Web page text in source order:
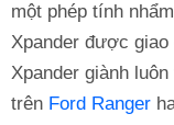
một phép tính
Xpander được
Xpander giành
trên Ford Ranger